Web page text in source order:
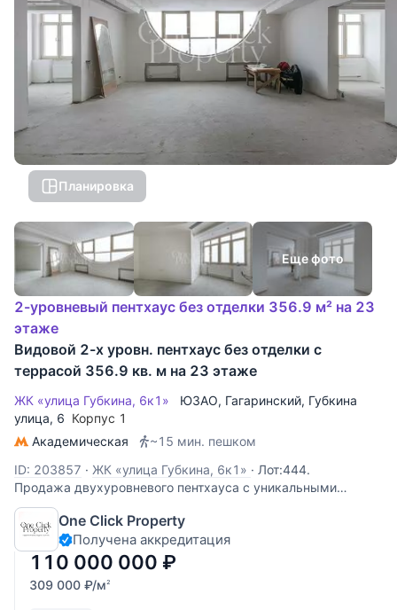
Планировка
Еще фото
2-уровневый пентхаус без отделки 356.9 м² на 23
этаже
Видовой 2-х уровн. пентхаус без отделки с
террасой 356.9 кв. м на 23 этаже
ЖК «улица Губкина, 6к1» ЮЗАО, Гагаринский, Губкина
улица, 6 Корпус 1
Академическая
~15 мин. пешком
ID: 203857 · ЖК «улица Губкина, 6к1» · Лот:444.
Продажа двухуровневого пентхауса с уникальными
видами: из окон и с террасы открывается панорама
города, вид на Сити, Лужники, МГУ. Спланировано:
просторная гостиная, кухня, гостевой санузел, кабинет,
гостевая комната, выход на террасу (50
One Click Property
Получена аккредитация
110 000 000 ₽
309 000 ₽/м2